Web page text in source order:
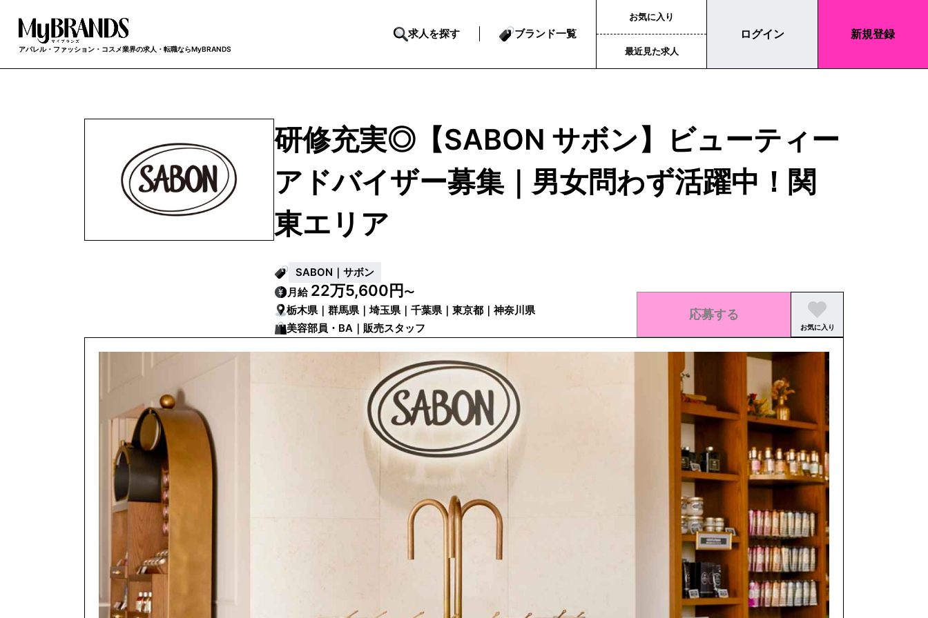
アパレル・ファッション・コスメ業界の求人・転職ならMyBRANDS
求人を探す ブランド一覧
お気に入り
最近見た求人
ログイン 新規登録
研修充実◎【SABON サボン】ビューティー
アドバイザー募集｜男女問わず活躍中！関
東エリア
SABON｜サボン
月給 22万5,600円〜
栃木県｜群馬県｜埼玉県｜千葉県｜東京都｜神奈川県
美容部員・BA｜販売スタッフ
応募する
お気に入り